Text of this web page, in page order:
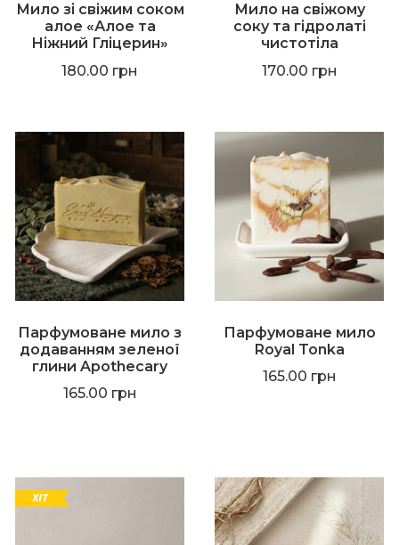
Мило зі свіжим соком
алое «Алое та
Ніжний Гліцерин»
180.00 грн
Мило на свіжому
соку та гідролаті
чистотіла
170.00 грн
Парфумоване мило з
додаванням зеленої
глини Apothecary
165.00 грн
Парфумоване мило
Royal Tonka
165.00 грн